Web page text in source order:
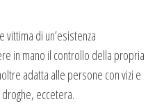
di un’esistenza
in mano il controllo della propria
adatta alle persone con vizi e
eccetera.